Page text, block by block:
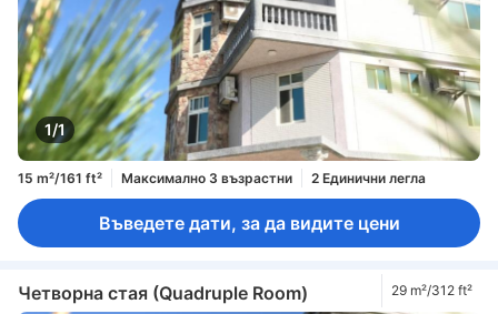
1/1
15 m²/161 ft² Максимално 3 възрастни 2 Единични легла
Въведете дати, за да видите цени
Четворна стая (Quadruple Room) 29 m²/312 ft²